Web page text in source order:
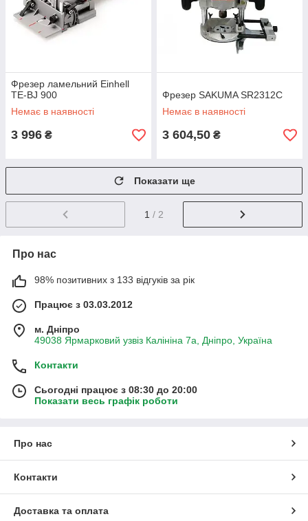
Фрезер ламельний Einhell
TE-BJ 900
Немає в наявності
3 996 ₴
Фрезер SAKUMA SR2312C
Немає в наявності
3 604,50 ₴
Показати ще
1 / 2
Про нас
98% позитивних з 133 відгуків за рік
Працює з 03.03.2012
м. Дніпро
49038 Ярмарковий узвіз Калініна 7а, Дніпро, Україна
Контакти
Сьогодні працює з 08:30 до 20:00
Показати весь графік роботи
Про нас
Контакти
Доставка та оплата